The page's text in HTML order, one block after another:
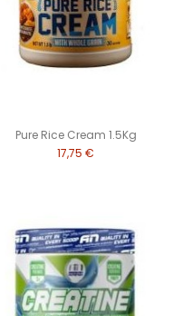
Pure Rice Cream 1.5Kg
17,75 €